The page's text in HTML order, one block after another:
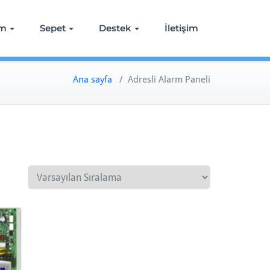
Sepet Destek İletişim
Ana sayfa / Adresli Alarm Paneli